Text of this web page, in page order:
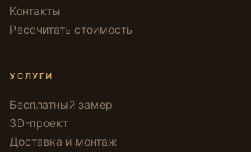
Контакты
Рассчитать стоимость
УСЛУГИ
Бесплатный замер
3D-проект
Доставка и монтаж